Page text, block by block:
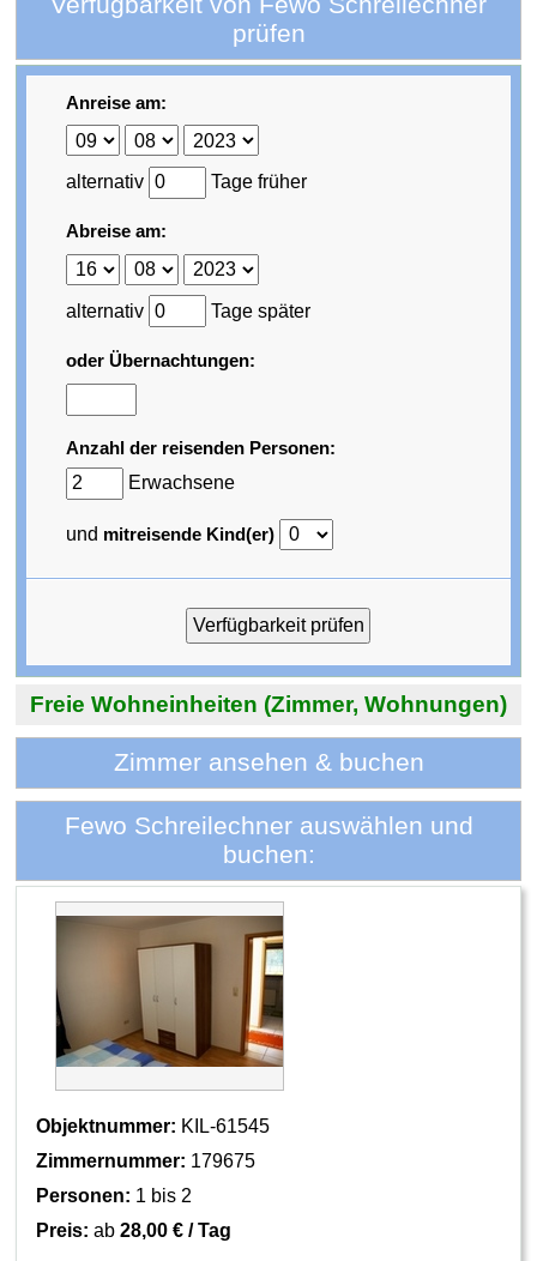
prüfen
Anreise am:
alternativ Tage früher
Abreise am:
alternativ Tage später
oder Übernachtungen:
Anzahl der reisenden Personen:
Erwachsene
und mitreisende Kind(er)
Freie Wohneinheiten (Zimmer, Wohnungen)
Zimmer ansehen & buchen
Fewo Schreilechner auswählen und
buchen:
Objektnummer: KIL-61545
Zimmernummer: 179675
Personen: 1 bis 2
Preis: ab28,00 € / Tag